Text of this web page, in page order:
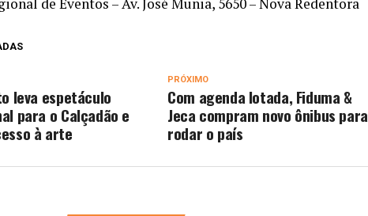
PRÓXIMO
Com agenda lotada, Fiduma &
Jeca compram novo ônibus para
rodar o país
leva espetáculo
para o Calçadão e
à arte